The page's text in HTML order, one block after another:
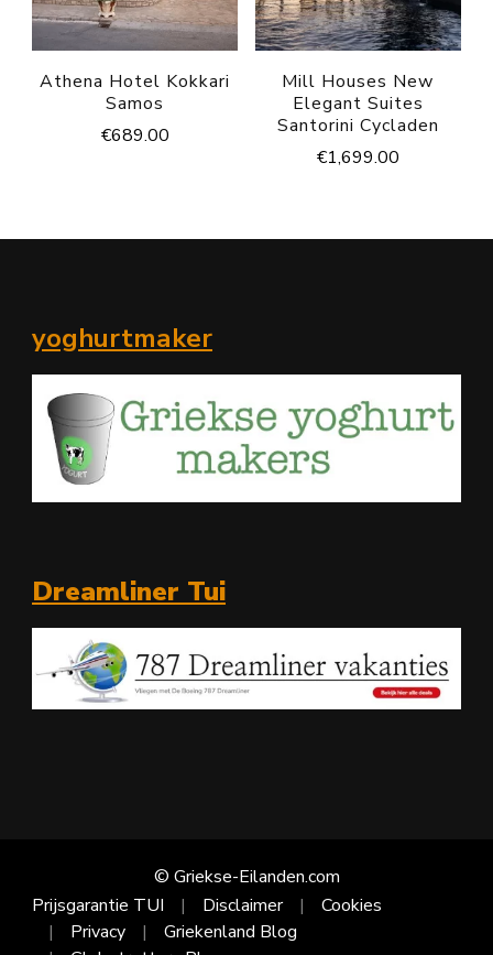
Athena Hotel Kokkari
Samos
€689.00
Mill Houses New
Elegant Suites
Santorini Cycladen
€1,699.00
yoghurtmaker
Dreamliner Tui
© Griekse-Eilanden.com
Prijsgarantie TUI
Disclaimer
Cookies
Privacy
Griekenland Blog